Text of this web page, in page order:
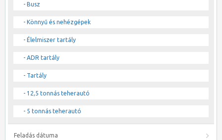
- Busz
- Könnyű és nehézgépek
- Élelmiszer tartály
- ADR tartály
- Tartály
- 12,5 tonnás teherautó
- 5 tonnás teherautó
Feladás dátuma